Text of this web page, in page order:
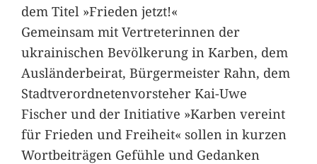
dem Titel »Frieden jetzt!«
Gemeinsam mit Vertreterinnen der
ukrainischen Bevölkerung in Karben, dem
Ausländerbeirat, Bürgermeister Rahn, dem
Stadtverordnetenvorsteher Kai-Uwe
Fischer und der Initiative »Karben vereint
für Frieden und Freiheit« sollen in kurzen
Wortbeiträgen Gefühle und Gedanken